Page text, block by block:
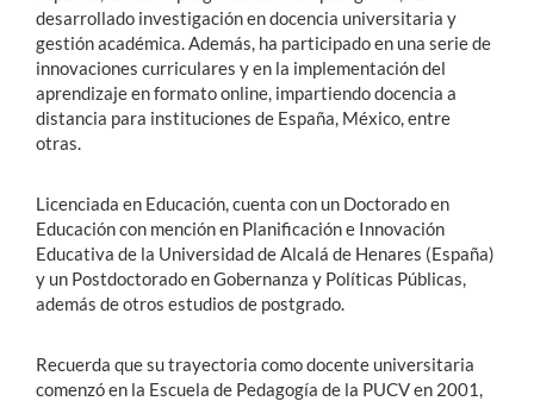
desarrollado investigación en docencia universitaria y
gestión académica. Además, ha participado en una serie de
innovaciones curriculares y en la implementación del
aprendizaje en formato online, impartiendo docencia a
distancia para instituciones de España, México, entre
otras.
Licenciada en Educación, cuenta con un Doctorado en
Educación con mención en Planificación e Innovación
Educativa de la Universidad de Alcalá de Henares (España)
y un Postdoctorado en Gobernanza y Políticas Públicas,
además de otros estudios de postgrado.
Recuerda que su trayectoria como docente universitaria
comenzó en la Escuela de Pedagogía de la PUCV en 2001,